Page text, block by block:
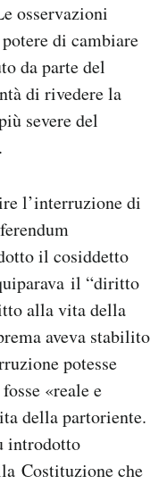
osservazioni
di cambiare
da parte del
di rivedere la
severe del
l’interruzione di
il cosiddetto
il “diritto
alla vita della
aveva stabilito
potesse
«reale e
della partoriente.
introdotto
Costituzione che